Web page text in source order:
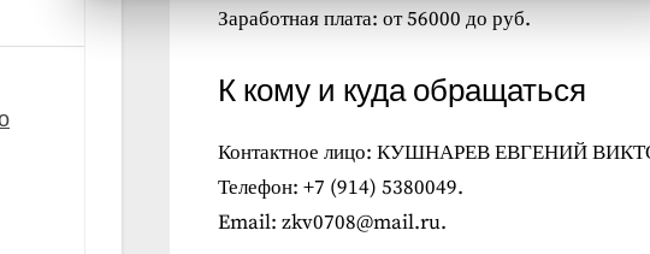
Заработная плата: от 56000 до руб.
К кому и куда обращаться
Контактное лицо: КУШНАРЕВ ЕВГЕНИЙ
Телефон: +7 (914) 5380049.
Email: zkv0708@mail.ru.